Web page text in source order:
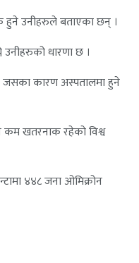
हुने उनीहरुले बताएका छन् ।
धारणा छ ।
। जसका कारण अस्पतालमा हुने
कम खतरनाक रहेको विश्व
४४८ जना ओमिक्रोन